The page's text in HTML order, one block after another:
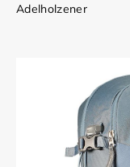
Adelholzener